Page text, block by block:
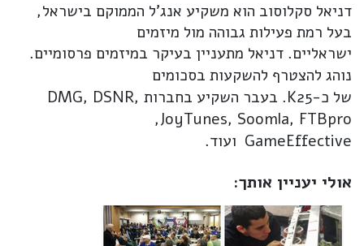
דניאל סקלוסוב הוא משקיע אנג'ל הממוקם בישראל,
בעל רמת פעילות גבוהה מול מיזמים
ישראליים. דניאל מתעניין בעיקר במיזמים פרסומיים.
נוהג להצטרף להשקעות בסכומים
של כ-K25. בעבר השקיע בחברות DMG, DSNR,
JoyTunes, Soomla, FTBpro,
GameEffective ועוד.
אולי יעניין אותך: